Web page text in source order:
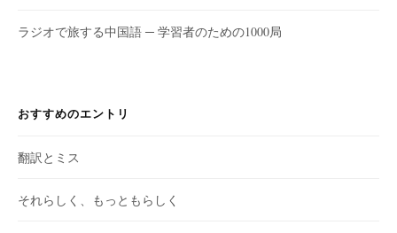
ラジオで旅する中国語 ─ 学習者のための1000局
おすすめのエントリ
翻訳とミス
それらしく、もっともらしく